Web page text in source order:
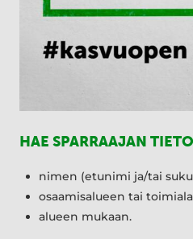
HAE SPARRAAJAN
nimen (etunimi ja/tai
osaamisalueen tai
alueen mukaan.